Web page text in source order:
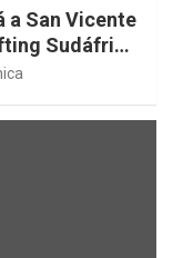
a San Vicente
Sudáfrica